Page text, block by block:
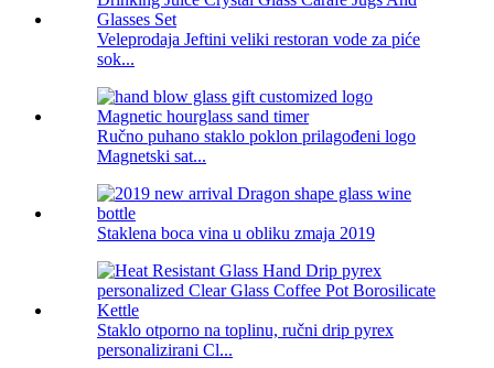
Veleprodaja Jeftini veliki restoran vode za piće
sok...
Ručno puhano staklo poklon prilagođeni logo
Magnetski sat...
Staklena boca vina u obliku zmaja 2019
Staklo otporno na toplinu, ručni drip pyrex
personalizirani Cl...